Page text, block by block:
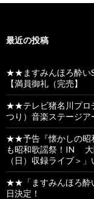
最近の投稿
★★ますみんほろ酔い
【満員御礼（完売】
★★テレビ猪名川プロ
つり）音楽ステージア
★★予告『懐かしの昭
も昭和歌謡祭！IN 大
（日）収録ライブ＞
★★「ますみんほろ酔
日決定！